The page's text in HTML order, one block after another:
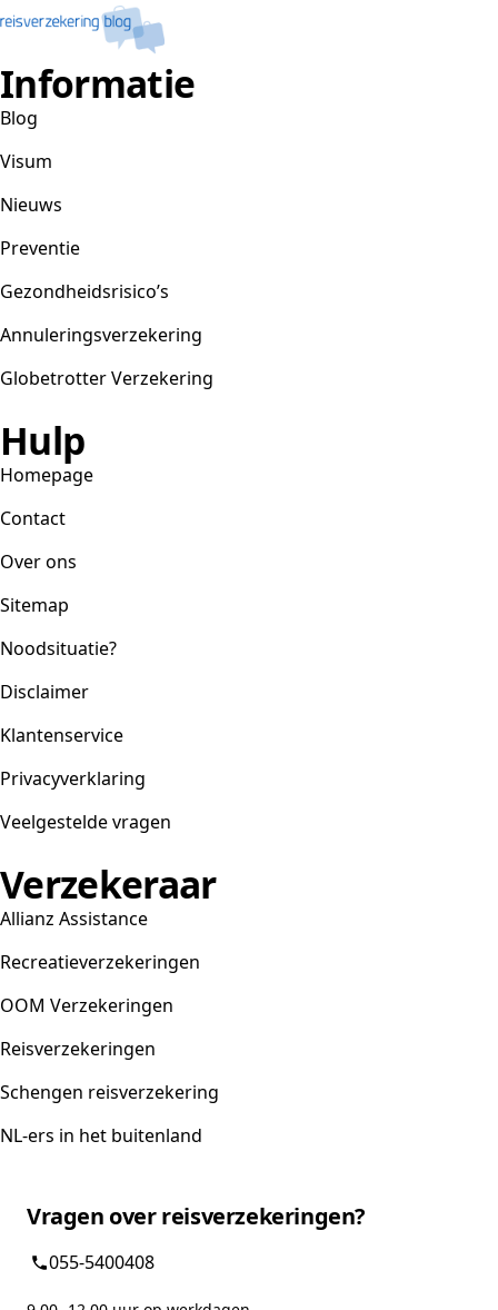
Informatie
Blog
Visum
Nieuws
Preventie
Gezondheidsrisico’s
Annuleringsverzekering
Globetrotter Verzekering
Hulp
Homepage
Contact
Over ons
Sitemap
Noodsituatie?
Disclaimer
Klantenservice
Privacyverklaring
Veelgestelde vragen
Verzekeraar
Allianz Assistance
Recreatieverzekeringen
OOM Verzekeringen
Reisverzekeringen
Schengen reisverzekering
NL-ers in het buitenland
Vragen over reisverzekeringen?
055-5400408